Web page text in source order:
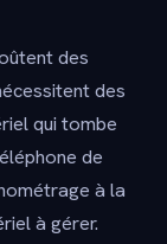
des
des
qui tombe
de
à la
à gérer.